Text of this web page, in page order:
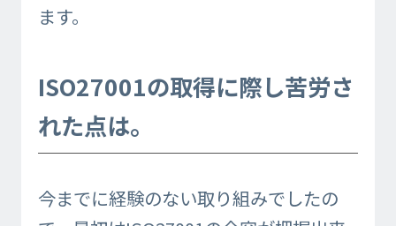
ます。
ISO27001の取得に際し苦労さ
れた点は。
今までに経験のない取り組みでしたの